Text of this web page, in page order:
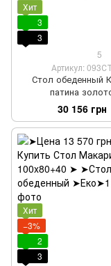
Хит
3
3
5
Артикул:
Стол обеденный
патина
250х100+50+50
30 156 грн
Хит
−3%
2
3